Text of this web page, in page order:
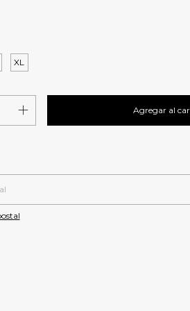
XL